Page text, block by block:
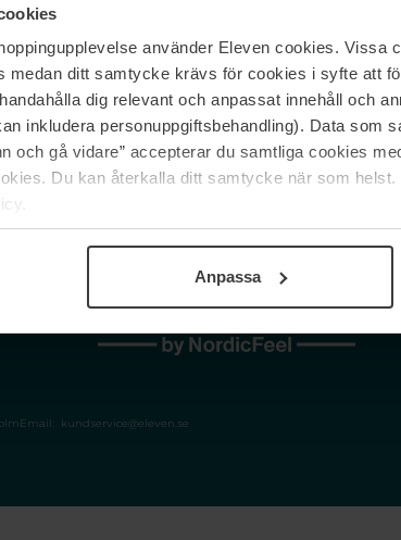
använder Eleven cookies. Vissa
medan ditt samtycke krävs för cookies i syfte att
dig relevant och anpassat innehåll och
inkludera personuppgiftsbehandling). Data som
och gå vidare” accepterar du samtliga cookies
Du kan återkalla ditt samtycke när som
Anpassa
Om oss
Jobba hos oss
Våra varumärken
Email: kundservice@eleven.se